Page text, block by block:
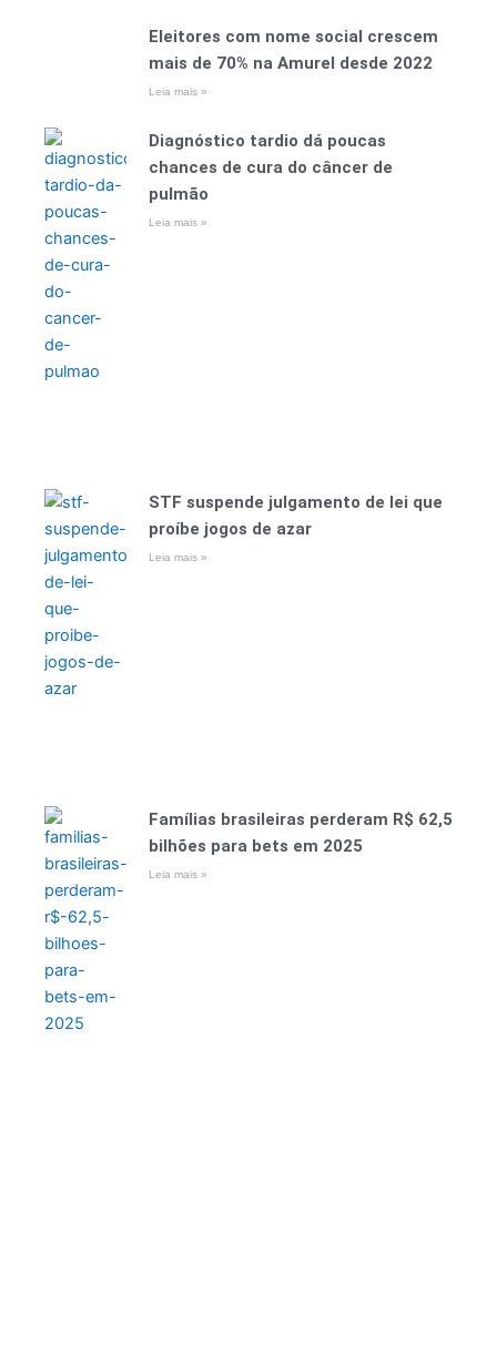
Eleitores com nome social crescem
mais de 70% na Amurel desde 2022
Leia mais »
Diagnóstico tardio dá poucas
chances de cura do câncer de
pulmão
Leia mais »
STF suspende julgamento de lei que
proíbe jogos de azar
Leia mais »
Famílias brasileiras perderam R$ 62,5
bilhões para bets em 2025
Leia mais »